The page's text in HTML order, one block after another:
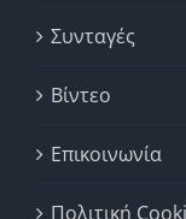
Συνταγές
Βίντεο
Επικοινωνία
Πολιτική